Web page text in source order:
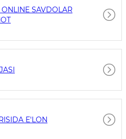
SAVDOLAR
E'LON